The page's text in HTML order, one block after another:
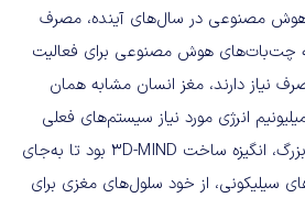
مصنوعی در سال‌های آینده، مصرف
چت‌بات‌های هوش مصنوعی برای فعالیت
نیاز دارند، مغز انسان مشابه همان
انرژی مورد نیاز سیستم‌های فعلی
انجام می‌دهد. این تفاوت بزرگ، انگیزه ساخت 3D-MIND بود تا به‌جای
سیلیکونی، از خود سلول‌های مغزی برای